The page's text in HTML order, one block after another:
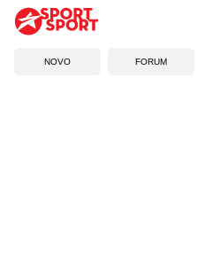
NOVO FORUM